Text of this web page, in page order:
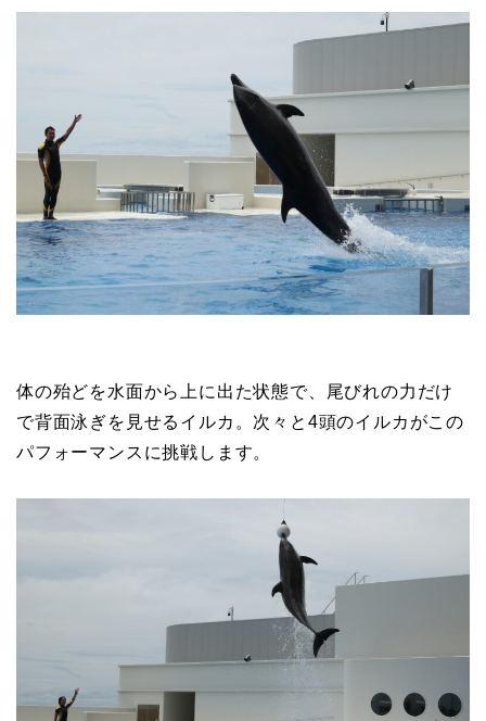
体の殆どを水面から上に出た状態で、尾びれの力だけ
で背面泳ぎを見せるイルカ。次々と4頭のイルカがこの
パフォーマンスに挑戦します。